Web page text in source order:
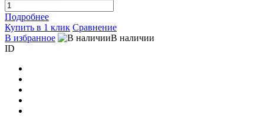
Подробнее
Купить в 1 клик Сравнение
В избранное
В наличии
ID